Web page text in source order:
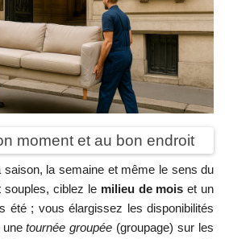
moment et au bon endroit
saison, la semaine et même le sens du
souples, ciblez le milieu de mois et un
été ; vous élargissez les disponibilités
unetournée groupée (groupage) sur les